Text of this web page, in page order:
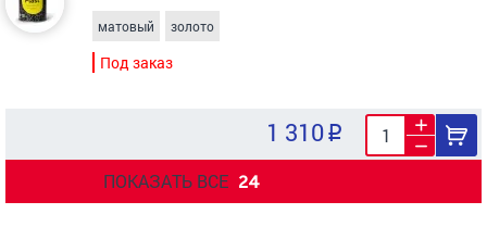
матовый золото
Под заказ
1 310
ПОКАЗАТЬ ВСЕ 24